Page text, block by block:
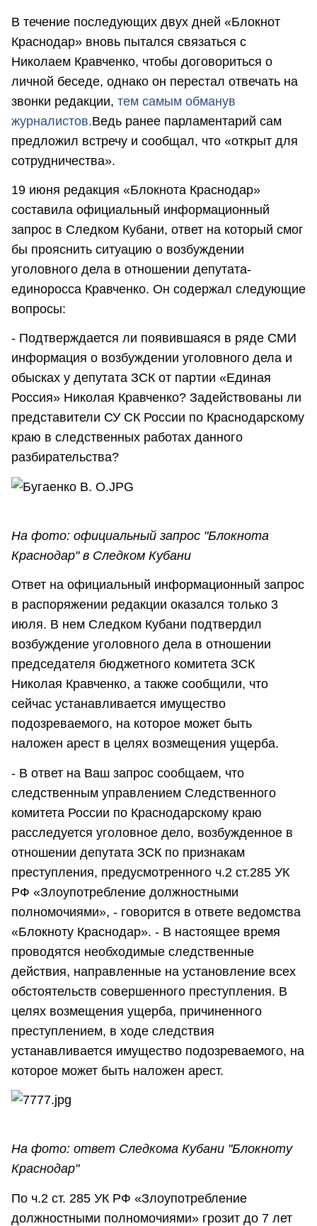
В течение последующих двух дней «Блокнот
Краснодар» вновь пытался связаться с
Николаем Кравченко, чтобы договориться о
личной беседе, однако он перестал отвечать на
звонки редакции, тем самым обманув
журналистов.Ведь ранее парламентарий сам
предложил встречу и сообщал, что «открыт для
сотрудничества».
19 июня редакция «Блокнота Краснодар»
составила официальный информационный
запрос в Следком Кубани, ответ на который смог
бы прояснить ситуацию о возбуждении
уголовного дела в отношении депутата-
единоросса Кравченко. Он содержал следующие
вопросы:
- Подтверждается ли появившаяся в ряде СМИ
информация о возбуждении уголовного дела и
обысках у депутата ЗСК от партии «Единая
Россия» Николая Кравченко? Задействованы ли
представители СУ СК России по Краснодарскому
краю в следственных работах данного
разбирательства?
На фото: официальный запрос "Блокнота
Краснодар" в Следком Кубани
Ответ на официальный информационный запрос
в распоряжении редакции оказался только 3
июля. В нем Следком Кубани подтвердил
возбуждение уголовного дела в отношении
председателя бюджетного комитета ЗСК
Николая Кравченко, а также сообщили, что
сейчас устанавливается имущество
подозреваемого, на которое может быть
наложен арест в целях возмещения ущерба.
- В ответ на Ваш запрос сообщаем, что
следственным управлением Следственного
комитета России по Краснодарскому краю
расследуется уголовное дело, возбужденное в
отношении депутата ЗСК по признакам
преступления, предусмотренного ч.2 ст.285 УК
РФ «Злоупотребление должностными
полномочиями», - говорится в ответе ведомства
«Блокноту Краснодар». - В настоящее время
проводятся необходимые следственные
действия, направленные на установление всех
обстоятельств совершенного преступления. В
целях возмещения ущерба, причиненного
преступлением, в ходе следствия
устанавливается имущество подозреваемого, на
которое может быть наложен арест.
На фото: ответ Следкома Кубани "Блокноту
Краснодар"
По ч.2 ст. 285 УК РФ «Злоупотребление
должностными полномочиями» грозит до 7 лет